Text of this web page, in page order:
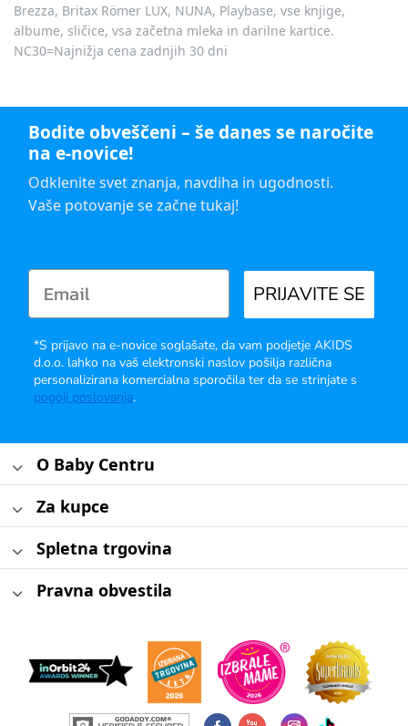
Brezza, Britax Römer LUX, NUNA, Playbase, vse knjige,
albume, sličice, vsa začetna mleka in darilne kartice.
NC30=Najnižja cena zadnjih 30 dni
Bodite obveščeni – še danes se naročite
na e-novice!
Odklenite svet znanja, navdiha in ugodnosti.
Vaše potovanje se začne tukaj!
PRIJAVITE SE
*S prijavo na e-novice soglašate, da vam podjetje AKIDS
d.o.o. lahko na vaš elektronski naslov pošilja različna
personalizirana komercialna sporočila ter da se strinjate s
pogoji poslovanja.
O Baby Centru
Za kupce
Spletna trgovina
Pravna obvestila